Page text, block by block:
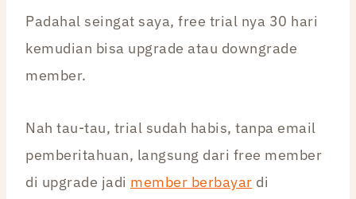
Padahal seingat saya, free trial nya 30 hari
kemudian bisa upgrade atau downgrade
member.
Nah tau-tau, trial sudah habis, tanpa email
pemberitahuan, langsung dari free member
di upgrade jadi member berbayar di